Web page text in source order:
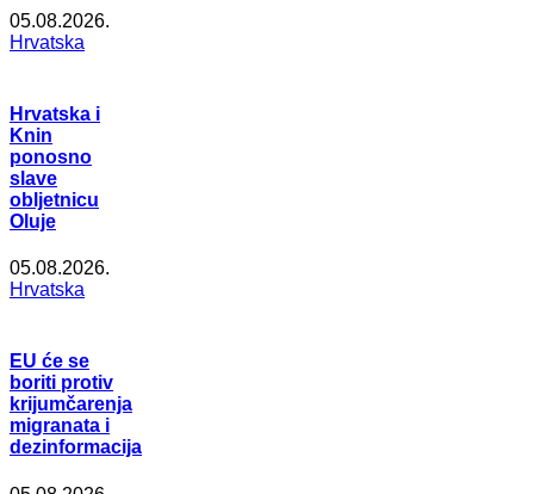
05.08.2026.
Hrvatska
Hrvatska i
Knin
ponosno
slave
obljetnicu
Oluje
05.08.2026.
Hrvatska
EU će se
boriti protiv
krijumčarenja
migranata i
dezinformacija